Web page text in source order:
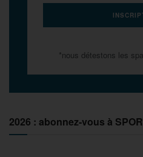
*nous détestons les
2026 : abonnez-vous à